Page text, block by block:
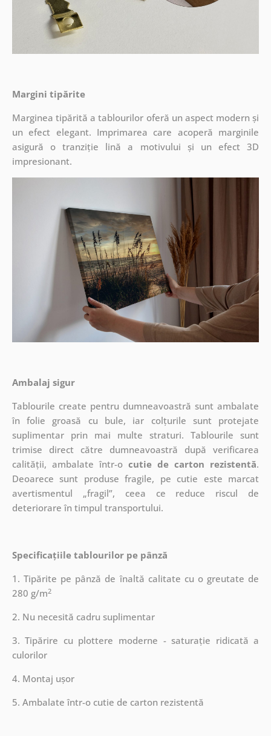
Margini tipărite
Marginea tipărită a tablourilor oferă un aspect modern și
un efect elegant. Imprimarea care acoperă marginile
asigură o tranziție lină a motivului și un efect 3D
impresionant.
Ambalaj sigur
Tablourile create pentru dumneavoastră sunt ambalate
în folie groasă cu bule, iar colțurile sunt protejate
suplimentar prin mai multe straturi. Tablourile sunt
trimise direct către dumneavoastră după verificarea
calității, ambalate într-o cutie de carton rezistentă.
Deoarece sunt produse fragile, pe cutie este marcat
avertismentul „fragil”, ceea ce reduce riscul de
deteriorare în timpul transportului.
Specificațiile tablourilor pe pânză
1. Tipărite pe pânză de înaltă calitate cu o greutate de
280 g/m2
2. Nu necesită cadru suplimentar
3. Tipărire cu plottere moderne - saturație ridicată a
culorilor
4. Montaj ușor
5. Ambalate într-o cutie de carton rezistentă